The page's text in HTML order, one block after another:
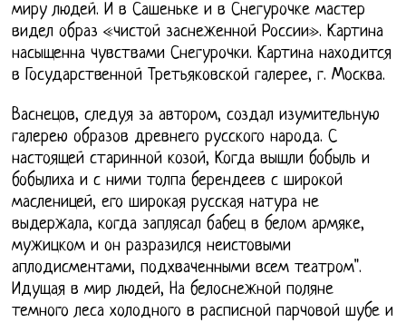
миру людей. И в Сашеньке и в Снегурочке мастер
видел образ «чистой заснеженной России». Картина
насыщенна чувствами Снегурочки. Картина находится
в Государственной Третьяковской галерее, г. Москва.
Васнецов, следуя за автором, создал изумительную
галерею образов древнего русского народа. С
настоящей старинной козой, Когда вышли бобыль и
бобылиха и с ними толпа берендеев с широкой
масленицей, его широкая русская натура не
выдержала, когда заплясал бабец в белом армяке,
мужицком и он разразился неистовыми
аплодисментами, подхваченными всем театром".
Идущая в мир людей, На белоснежной поляне
темного леса холодного в расписной парчовой шубе и